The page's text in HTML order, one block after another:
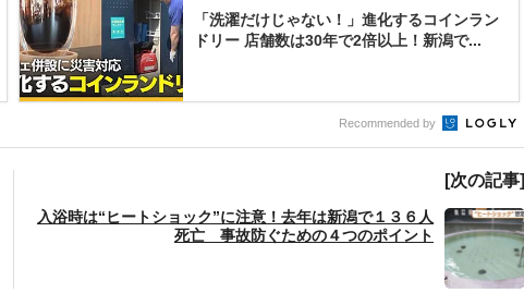
「洗濯だけじゃない！」進化するコインラン
ドリー 店舗数は30年で2倍以上！新潟で...
Recommended by
[次の記事]
入浴時は“ヒートショック”に注意！去年は新潟で１３６人
死亡 事故防ぐための４つのポイント